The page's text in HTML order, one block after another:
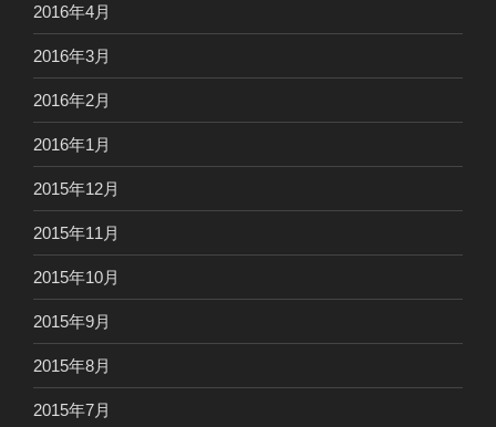
2016年4月
2016年3月
2016年2月
2016年1月
2015年12月
2015年11月
2015年10月
2015年9月
2015年8月
2015年7月